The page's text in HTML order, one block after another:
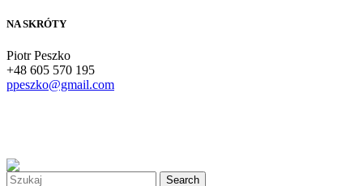
NA SKRÓTY
Piotr Peszko
+48 605 570 195
ppeszko@gmail.com